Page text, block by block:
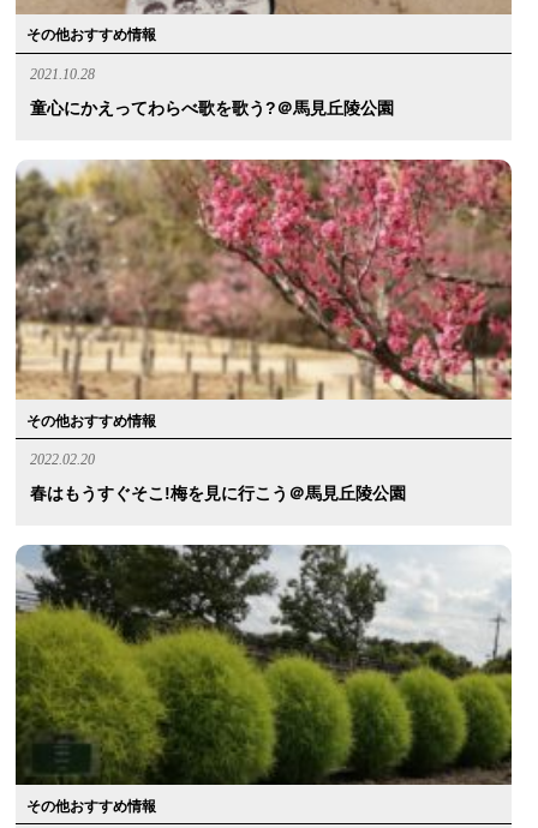
その他おすすめ情報
2021.10.28
童心にかえってわらべ歌を歌う?＠馬見丘陵公園
その他おすすめ情報
2022.02.20
春はもうすぐそこ!梅を見に行こう＠馬見丘陵公園
その他おすすめ情報